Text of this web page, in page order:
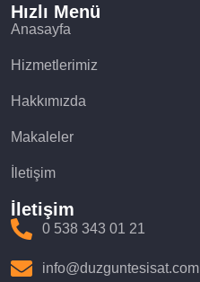
Hızlı Menü
Anasayfa
Hizmetlerimiz
Hakkımızda
Makaleler
İletişim
İletişim
0 538 343 01 21
info@duzguntesisat.com